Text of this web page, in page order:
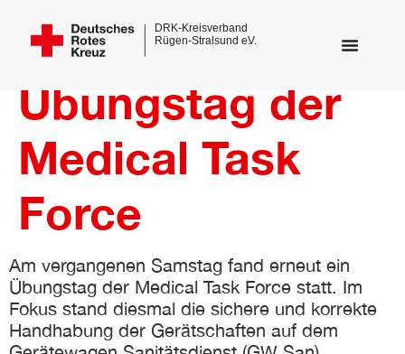
Übungstag der
Medical Task
Force
Am vergangenen Samstag fand erneut ein
Übungstag der Medical Task Force statt. Im
Fokus stand diesmal die sichere und korrekte
Handhabung der Gerätschaften auf dem